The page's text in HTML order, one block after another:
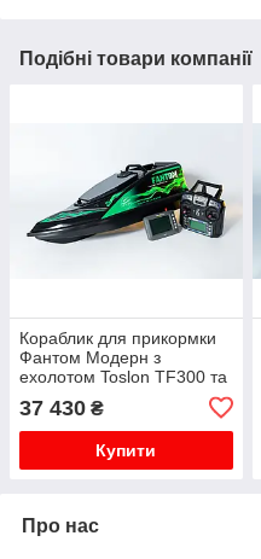
Подібні товари компанії
Кораблик для прикормки
Фантом Модерн з
ехолотом Toslon TF300 та
GPS автопілотом (V3_6+1)
37 430 ₴
Купити
Про нас